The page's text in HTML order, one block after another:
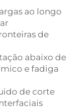
ao longo
de
abaixo de
e fadiga
de corte